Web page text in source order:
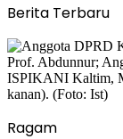
Berita Terbaru
Ragam